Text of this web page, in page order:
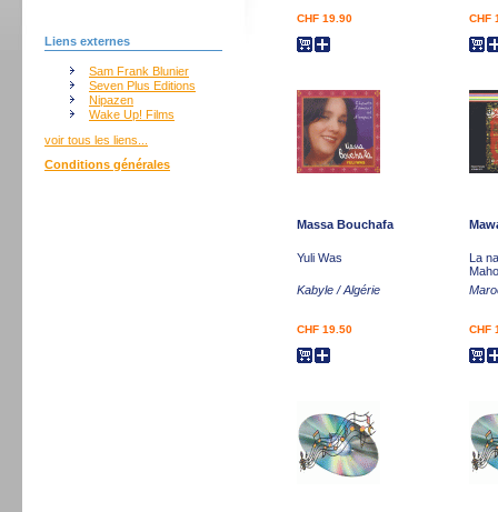
Liens externes
Sam Frank Blunier
Seven Plus Editions
Nipazen
Wake Up! Films
voir tous les liens...
Conditions générales
CHF 19.90 CHF
Massa Bouchafa
Yuli Was
Kabyle / Algérie
CHF 19.50
La
CHF